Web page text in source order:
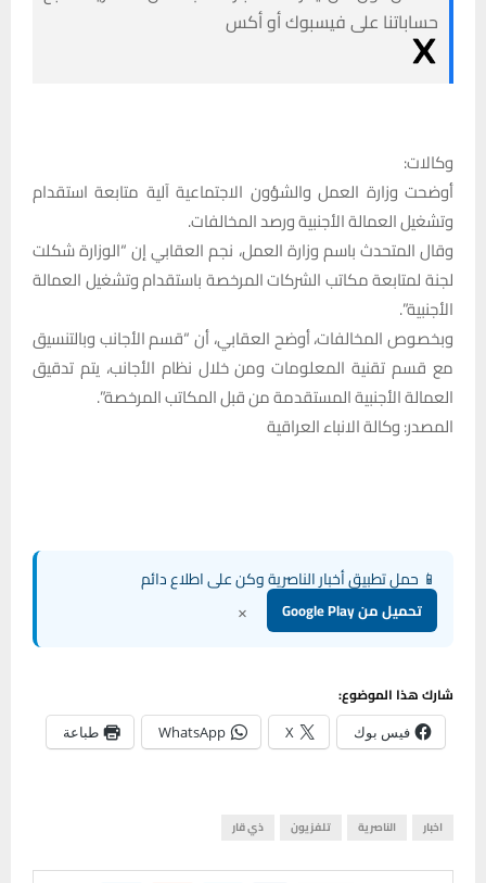
حساباتنا على فيسبوك أو أكس
وكالات:
أوضحت وزارة العمل والشؤون الاجتماعية آلية متابعة استقدام
وتشغيل العمالة الأجنبية ورصد المخالفات.
وقال المتحدث باسم وزارة العمل، نجم العقابي إن “الوزارة شكلت
لجنة لمتابعة مكاتب الشركات المرخصة باستقدام وتشغيل العمالة
الأجنبية”.
وبخصوص المخالفات، أوضح العقابي، أن “قسم الأجانب وبالتنسيق
مع قسم تقنية المعلومات ومن خلال نظام الأجانب، يتم تدقيق
العمالة الأجنبية المستقدمة من قبل المكاتب المرخصة”.
المصدر: وكالة الانباء العراقية
📱 حمل تطبيق أخبار الناصرية وكن على اطلاع دائم
تحميل من Google Play ×
شارك هذا الموضوع:
فيس بوك X
WhatsApp طباعة
اخبار الناصرية تلفزيون ذي قار